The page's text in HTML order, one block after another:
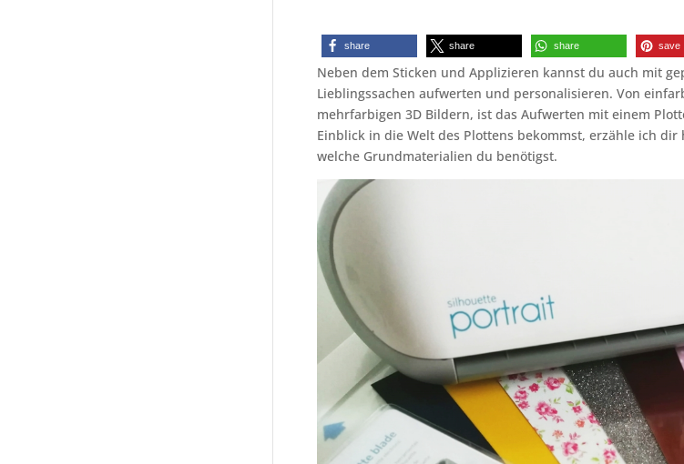
share share share save
Neben dem Sticken und Applizieren kannst du auch mit
Lieblingssachen aufwerten und personalisieren. Von
mehrfarbigen 3D Bildern, ist das Aufwerten mit einem
Einblick in die Welt des Plottens bekommst, erzähle ich
welche Grundmaterialien du benötigst.